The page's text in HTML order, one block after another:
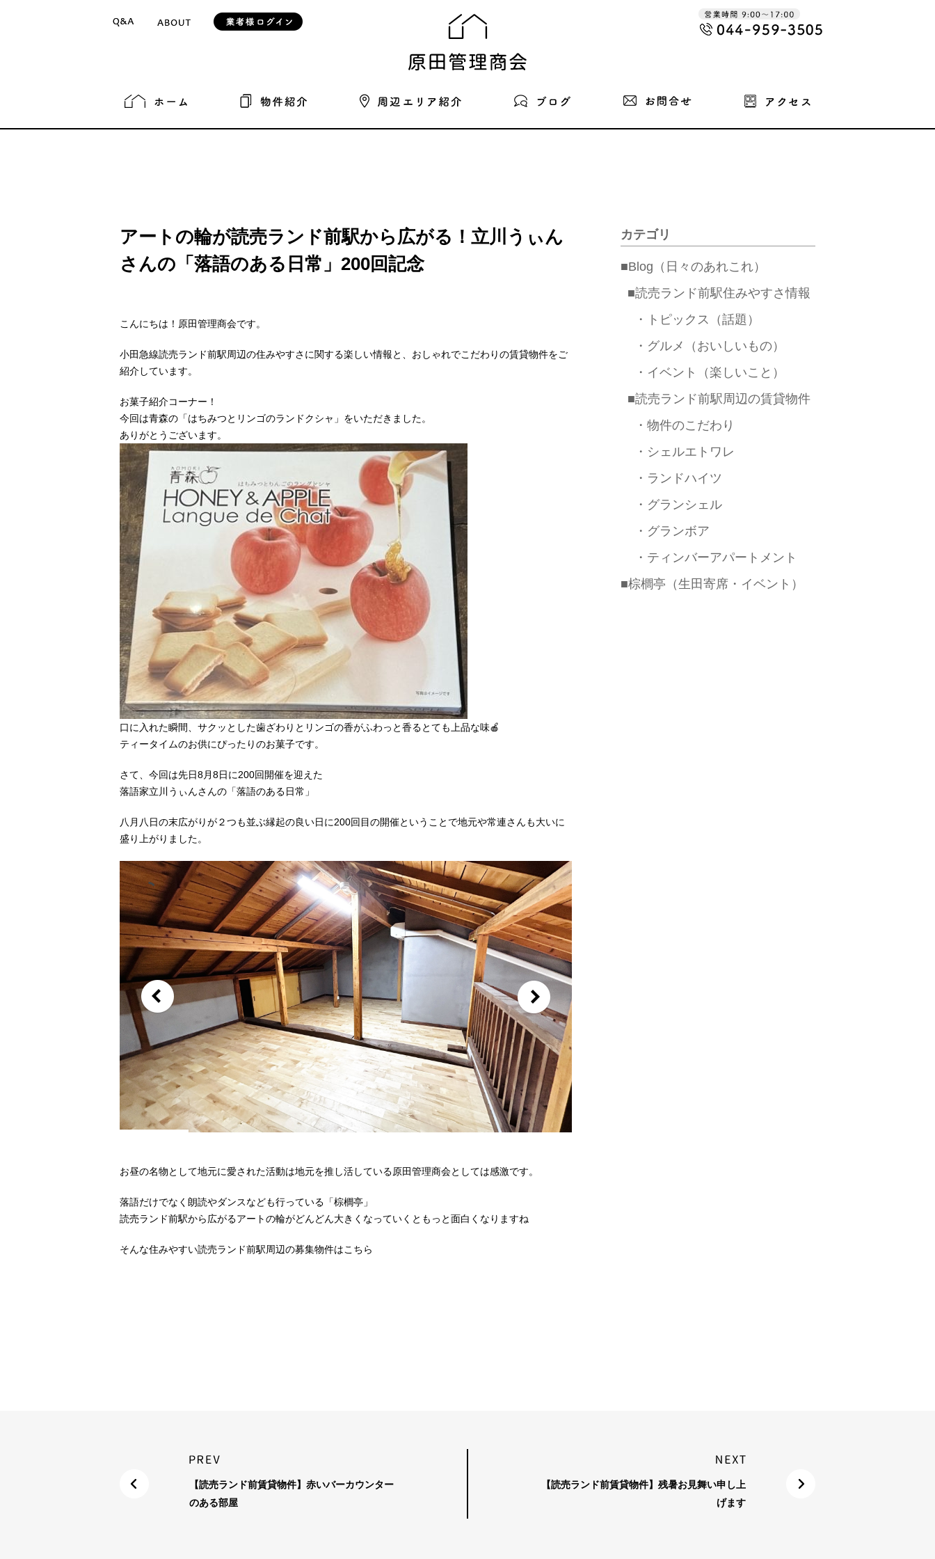
アートの輪が読売ランド前駅から広がる！立川うぃん
さんの「落語のある日常」200回記念
こんにちは！原田管理商会です。
小田急線読売ランド前駅周辺の住みやすさに関する楽しい情報と、おしゃれでこだわりの賃貸物件をご
紹介しています。
お菓子紹介コーナー！
今回は青森の「はちみつとリンゴのランドクシャ」をいただきました。
ありがとうございます。
口に入れた瞬間、サクッとした歯ざわりとリンゴの香がふわっと香るとても上品な味🍎
ティータイムのお供にぴったりのお菓子です。
さて、今回は先日8月8日に200回開催を迎えた
落語家立川うぃんさんの「落語のある日常」
八月八日の末広がりが２つも並ぶ縁起の良い日に200回目の開催ということで地元や常連さんも大いに
盛り上がりました。
お昼の名物として地元に愛された活動は地元を推し活している原田管理商会としては感激です。
落語だけでなく朗読やダンスなども行っている「棕櫚亭」
読売ランド前駅から広がるアートの輪がどんどん大きくなっていくともっと面白くなりますね
そんな住みやすい読売ランド前駅周辺の募集物件はこちら
カテゴリ
■Blog（日々のあれこれ）
■読売ランド前駅住みやすさ情報
・トピックス（話題）
・グルメ（おいしいもの）
・イベント（楽しいこと）
■読売ランド前駅周辺の賃貸物件
・物件のこだわり
・シェルエトワレ
・ランドハイツ
・グランシェル
・グランボア
・ティンバーアパートメント
■棕櫚亭（生田寄席・イベント）
【読売ランド前賃貸物件】赤いバーカウンター
のある部屋
【読売ランド前賃貸物件】残暑お見舞い申し上
げます